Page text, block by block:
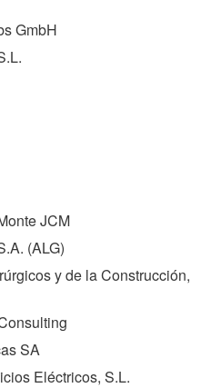
GmbH
JCM
(ALG)
y de la Construcción,
SA
Eléctricos, S.L.